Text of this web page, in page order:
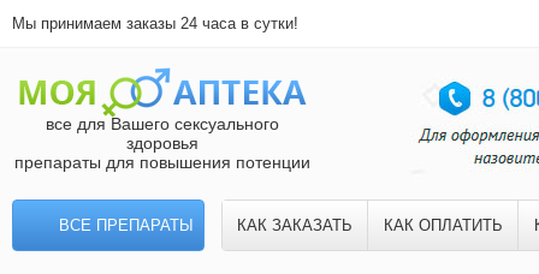
Мы принимаем заказы 24 часа в сутки!
все для Вашего сексуального
здоровья
препараты для повышения потенции
ВСЕ ПРЕПАРАТЫ КАК ЗАКАЗАТЬ КАК ОПЛАТИТЬ